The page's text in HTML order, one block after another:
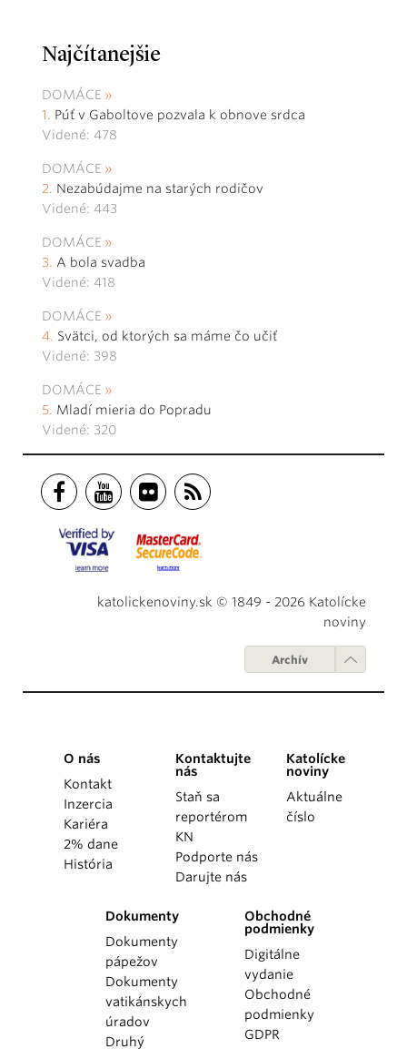
Najčítanejšie
DOMÁCE
Púť v Gaboltove pozvala k obnove srdca
Videné: 478
DOMÁCE
Nezabúdajme na starých rodičov
Videné: 443
DOMÁCE
A bola svadba
Videné: 418
DOMÁCE
Svätci, od ktorých sa máme čo učiť
Videné: 398
DOMÁCE
Mladí mieria do Popradu
Videné: 320
katolickenoviny.sk © 1849 - 2026 Katolícke
noviny
Archív
O nás
Kontakt
Inzercia
Kariéra
2% dane
História
Kontaktujte
nás
Staň sa
reportérom
KN
Podporte nás
Darujte nás
Katolícke
noviny
Aktuálne
číslo
Dokumenty
Dokumenty
pápežov
Dokumenty
vatikánskych
úradov
Druhý
Obchodné
podmienky
Digitálne
vydanie
Obchodné
podmienky
GDPR